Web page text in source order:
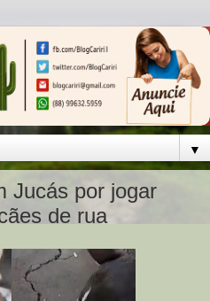
▼
Jucás por jogar
de rua